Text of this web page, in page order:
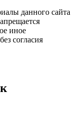
данного сайта
иное
согласия